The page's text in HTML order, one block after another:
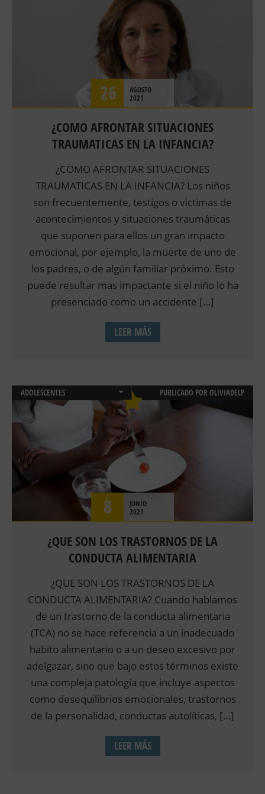
NEUROPSICOLOGÍA INFANTIL
PSICOLOGIA INFANTIL Y JUVENIL
26
AGOSTO
2021
¿COMO AFRONTAR SITUACIONES
TRAUMATICAS EN LA INFANCIA?
¿COMO AFRONTAR SITUACIONES
TRAUMATICAS EN LA INFANCIA? Los niños
son frecuentemente, testigos o victimas de
acontecimientos y situaciones traumáticas
que suponen para ellos un gran impacto
emocional, por ejemplo, la muerte de uno de
los padres, o de algún familiar próximo. Esto
puede resultar mas impactante si el niño lo ha
presenciado como un accidente […]
LEER MÁS
ADOLESCENTES
CONSULTA DE PSICOLOGIA ONLINE
EMOCIONES
NUTRICIÓN Y SALUD
PSICOLOGÍA CLÍNICA
PSICOLOGIA INFANTIL Y JUVENIL
PSICOLOGIA ONLINE
TERAPIAS
PUBLICADO POR OLIVIADELP
8
JUNIO
2021
¿QUE SON LOS TRASTORNOS DE LA
CONDUCTA ALIMENTARIA
¿QUE SON LOS TRASTORNOS DE LA
CONDUCTA ALIMENTARIA? Cuando hablamos
de un trastorno de la conducta alimentaria
(TCA) no se hace referencia a un inadecuado
habito alimentario o a un deseo excesivo por
adelgazar, sino que bajo estos términos existe
una compleja patología que incluye aspectos
como desequilibrios emocionales, trastornos
de la personalidad, conductas autolíticas, […]
LEER MÁS